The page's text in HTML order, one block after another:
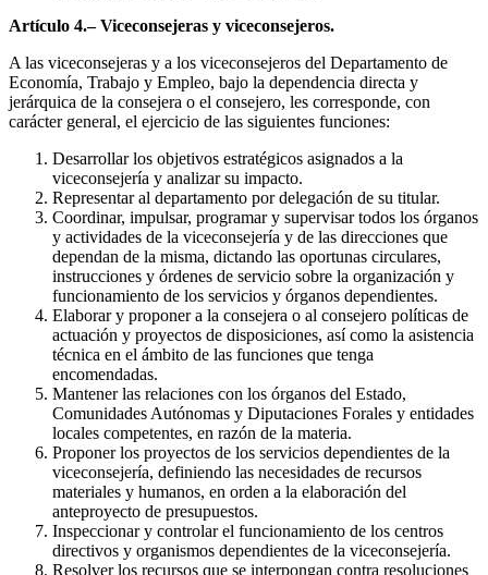
Artículo 4.– Viceconsejeras y viceconsejeros.
A las viceconsejeras y a los viceconsejeros del Departamento de
Economía, Trabajo y Empleo, bajo la dependencia directa y
jerárquica de la consejera o el consejero, les corresponde, con
carácter general, el ejercicio de las siguientes funciones:
Desarrollar los objetivos estratégicos asignados a la
viceconsejería y analizar su impacto.
Representar al departamento por delegación de su titular.
Coordinar, impulsar, programar y supervisar todos los órganos
y actividades de la viceconsejería y de las direcciones que
dependan de la misma, dictando las oportunas circulares,
instrucciones y órdenes de servicio sobre la organización y
funcionamiento de los servicios y órganos dependientes.
Elaborar y proponer a la consejera o al consejero políticas de
actuación y proyectos de disposiciones, así como la asistencia
técnica en el ámbito de las funciones que tenga
encomendadas.
Mantener las relaciones con los órganos del Estado,
Comunidades Autónomas y Diputaciones Forales y entidades
locales competentes, en razón de la materia.
Proponer los proyectos de los servicios dependientes de la
viceconsejería, definiendo las necesidades de recursos
materiales y humanos, en orden a la elaboración del
anteproyecto de presupuestos.
Inspeccionar y controlar el funcionamiento de los centros
directivos y organismos dependientes de la viceconsejería.
Resolver los recursos que se interpongan contra resoluciones